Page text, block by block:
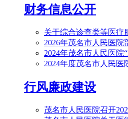
财务信息公开
关于综合诊查类等医疗
2026年茂名市人民医院
2024年茂名市人民医院
2024年度茂名市人民医
行风廉政建设
茂名市人民医院召开